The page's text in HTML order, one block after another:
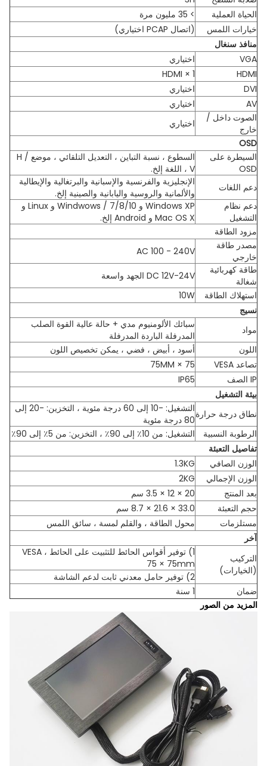
الحياة العملية
> 35 مليون مرة
خيارات اللمس
(اتصال PCAP اختياري)
منافذ سنغال
VGA
اختياري
HDMI
1 × HDMI
DVI
اختياري
AV
اختياري
الصوت داخل /
خارج
اختياري
OSD
السيطرة على
OSD
السطوع ، نسبة التباين ، التعديل التلقائي ، موضع H /
V ، اللغة إلخ.
دعم اللغات
الإنجليزية والفرنسية والإسبانية والبرتغالية والإيطالية
والألمانية والروسية واليابانية والصينية إلخ.
دعم نظام
التشغيل
Windows XP و Windwows / 7/8/10 و Linux و
Mac OS X و Android إلخ.
مزود الطاقة
مصدر طاقة
خارجي
AC 100 - 240V
طاقة كهربائية
شغالة
DC 12V-24V الجهد واسعة
استهلاك الطاقة
10W
نسيج
مواد
سبائك الألومنيوم مدي + حالة عالية القوة الصلب
المدرفلة الباردة المدرفلة
اللون
أسود ، أبيض ، فضي ، يمكن تخصيص اللون
تصاعد VESA
75 × 75MM
IP الصف
IP65
بيئة التشغيل
نطاق درجة حرارة
التشغيل: -10 إلى 60 درجة مئوية ، التخزين: -20 إلى
80 درجة مئوية
الرطوبة النسبية
التشغيل: من 10٪ إلى 90٪ ، التخزين: من 5٪ إلى 90٪
تفاصيل التعبئة
الوزن الصافي
1.3KG
الوزن الإجمالي
2KG
بعد المنتج
20 × 12 × 3.5 سم
حجم التعبئة
33.0 × 21.6 × 8.7 سم
مستلزمات
محول الطاقة ، والقلم لمسة ، سائق اللمس
آخر
التركيب
(الخيارات)
1) توفير أقواس الحائط للتثبيت على الحائط ، VESA
75 × 75mm
2) توفير حامل معدني ثابت لدعم الشاشة
ضمان
1 سنة
المزيد من الصور